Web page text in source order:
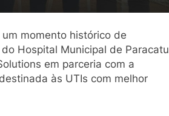
momento histórico de
Hospital Municipal de Paracatu
em parceria com a
às UTIs com melhor